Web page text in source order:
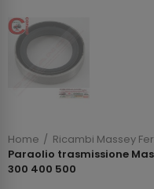
Home
Ricambi Massey
Paraolio trasmissione
300 400 500